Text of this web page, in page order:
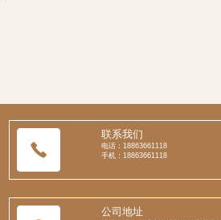
联系我们
电话：18863661118
手机：18863661118
公司地址